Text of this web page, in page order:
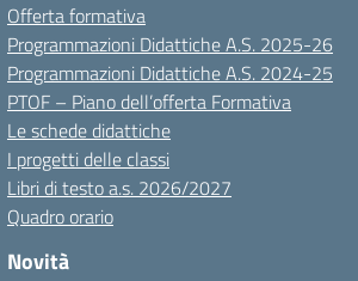
Offerta formativa
Programmazioni Didattiche A.S. 2025-26
Programmazioni Didattiche A.S. 2024-25
PTOF – Piano dell’offerta Formativa
Le schede didattiche
I progetti delle classi
Libri di testo a.s. 2026/2027
Quadro orario
Novità